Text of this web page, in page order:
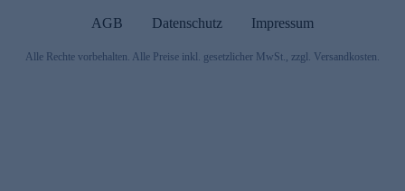
AGB Datenschutz Impressum
Alle Rechte vorbehalten. Alle Preise inkl. gesetzlicher MwSt., zzgl. Versandkosten.